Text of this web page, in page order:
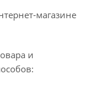
магазине
и